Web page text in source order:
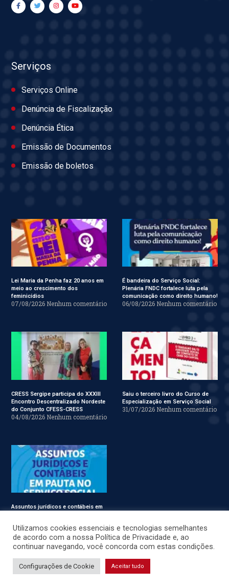
Serviços
Serviços Online
Denúncia de Fiscalização
Denúncia Ética
Emissão de Documentos
Emissão de boletos
Lei Maria da Penha faz 20 anos em
meio ao crescimento dos
feminicídios
07/08/2026 Nenhum comentário
É bandeira do Serviço Social:
Plenária FNDC fortalece luta pela
comunicação como direito humano!
06/08/2026 Nenhum comentário
CRESS Sergipe participa do XXXIII
Encontro Descentralizado Nordeste
do Conjunto CFESS-CRESS
04/08/2026 Nenhum comentário
Saiu o terceiro livro do Curso de
Especialização em Serviço Social
31/07/2026 Nenhum comentário
Assuntos jurídicos e contábeis em
© CRESS-SE 2022. Todos os Direitos Reservados.
Desenvolvido porJSWEBMIDIA
Utilizamos cookies essenciais e tecnologias semelhantes
de acordo com a nossa Política de Privacidade e, ao
continuar navegando, você concorda com estas condições.
Configurações de Cookie Aceitar tudo